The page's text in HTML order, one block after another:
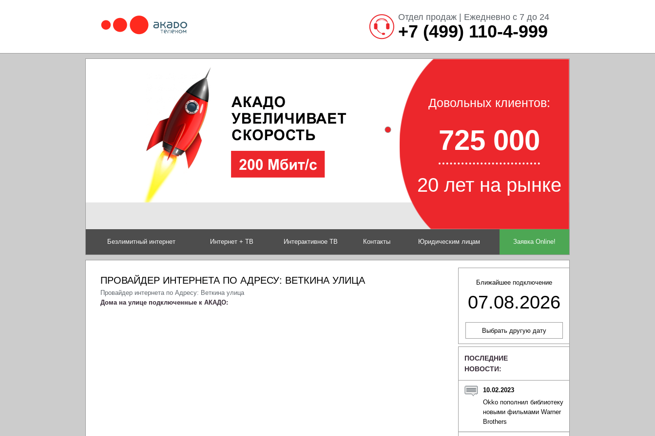
Отдел продаж | Ежедневно с 7 до 24
+7 (499) 110-4-999
Довольных клиентов:
725 000
20 лет на рынке
Безлимитный интернет Интернет + ТВ Интерактивное ТВ Контакты Юридическим лицам Заявка Online!
Ближайшее подключение
07.08.2026
ПОСЛЕДНИЕ
НОВОСТИ:
10.02.2023
Okko пополнил библиотеку
новыми фильмами Warner
Brothers
ПРОВАЙДЕР ИНТЕРНЕТА ПО АДРЕСУ: ВЕТКИНА УЛИЦА
Провайдер интернета по Адресу: Веткина улица
Дома на улице подключенные к АКАДО: